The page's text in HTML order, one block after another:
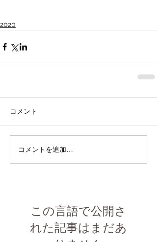
2020
コメント
コメントを追加…
この言語で公開さ
れた記事はまだあ